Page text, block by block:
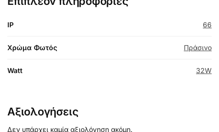
IP 66
Χρώμα Φωτός Πράσινο
Watt 32W
Αξιολογήσεις
Δεν υπάρχει καμία αξιολόγηση ακόμη.